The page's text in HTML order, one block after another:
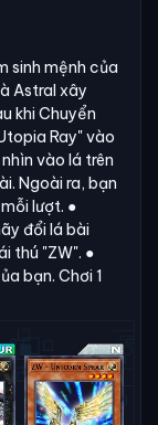
sinh mệnh của
Astral xây
khi Chuyển
Ray" vào
vào lá trên
Ngoài ra, bạn
lượt. ●
đổi lá bài
thú "ZW". ●
bạn. Chơi 1